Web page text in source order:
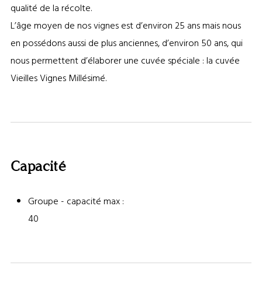
qualité de la récolte.
L’âge moyen de nos vignes est d’environ 25 ans mais nous
en possédons aussi de plus anciennes, d’environ 50 ans, qui
nous permettent d’élaborer une cuvée spéciale : la cuvée
Vieilles Vignes Millésimé.
Capacité
Groupe - capacité max :
40